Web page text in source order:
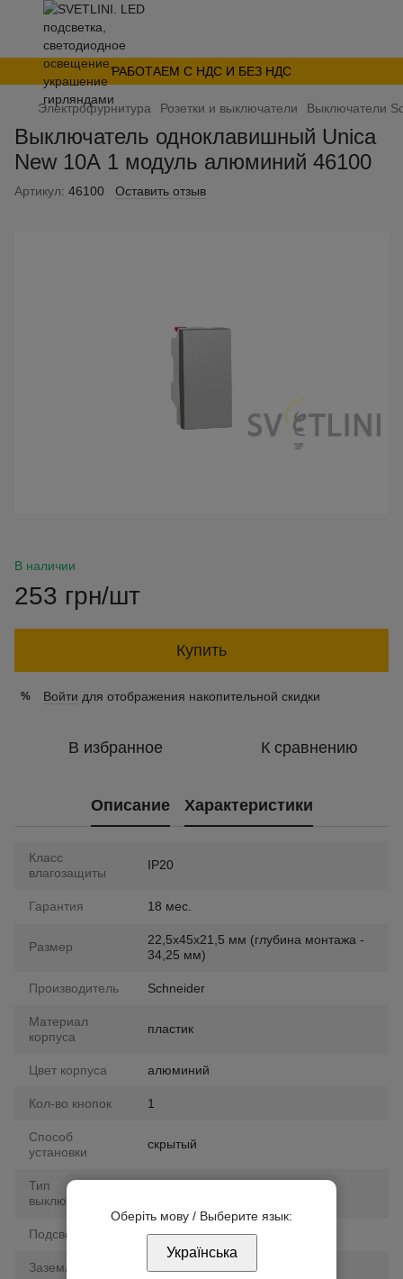
РАБОТАЕМ С НДС И БЕЗ НДС
Электрофурнитура Розетки и выключатели Выключатели
Выключатель одноклавишный Unica
New 10А 1 модуль алюминий 46100
Артикул: 46100 Оставить отзыв
В наличии
253 грн/шт
Купить
% Войти для отображения накопительной скидки
В избранное К сравнению
Описание Характеристики
Класс
влагозащиты
IP20
Гарантия 18 мес.
Размер
22,5х45х21,5 мм (глубина монтажа -
34,25 мм)
Производитель Schneider
Материал
корпуса
пластик
Цвет корпуса алюминий
Кол-во кнопок 1
Способ
установки
скрытый
Тип
выключателя
Подсветка Нет
Заземление нет
Оберіть мову / Выберите язык:
Українська